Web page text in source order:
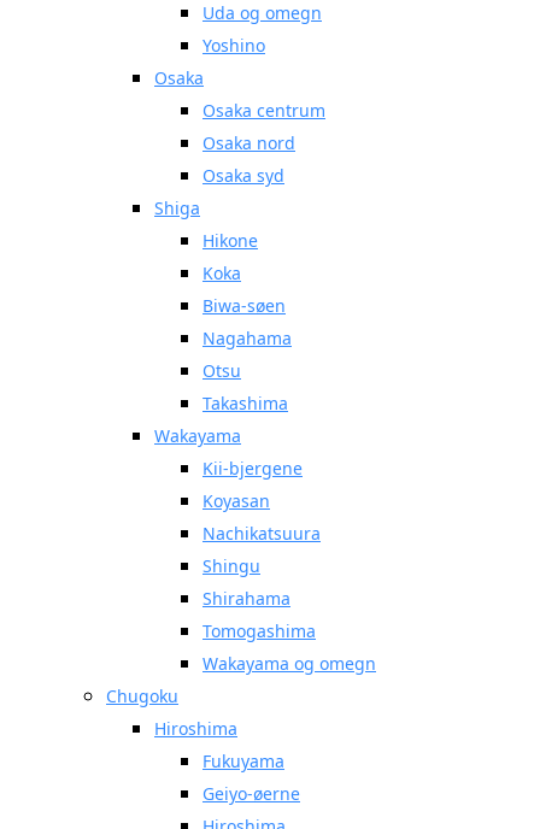
Uda og omegn
Yoshino
Osaka
Osaka centrum
Osaka nord
Osaka syd
Shiga
Hikone
Koka
Biwa-søen
Nagahama
Otsu
Takashima
Wakayama
Kii-bjergene
Koyasan
Nachikatsuura
Shingu
Shirahama
Tomogashima
Wakayama og omegn
Chugoku
Hiroshima
Fukuyama
Geiyo-øerne